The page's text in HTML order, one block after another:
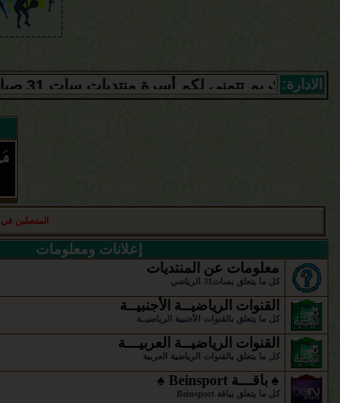
الادارة:
منتديات سات 31 صيام مقبول وذنب مغفور ان شاء الله
المتصلين في
إعلانات ومعلومات
معلومات عن المنتديات
كل ما يتعلق بسات31 الرياضي
القنوات الرياضيــة الأجنبيــة
كل ما يتعلق بالقنوات الأجنبية الرياضيــة
القنوات الرياضيــة العربيـــة
كل ما يتعلق بالقنوات الرياضية العربية
♠ باقـــة Beinsport ♠
كل ما يتعلق بباقة Beinsport